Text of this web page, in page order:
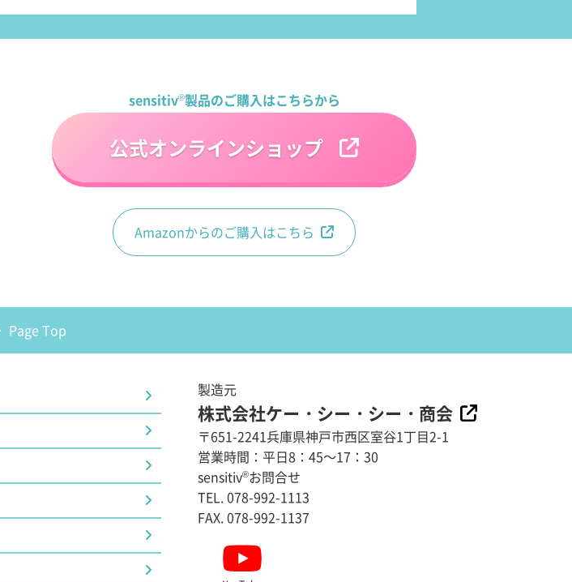
sensitiv®製品のご購入はこちらから
公式オンラインショップ
Amazonからのご購入はこちら
Page Top
製造元
株式会社ケー・シー・シー・商会
〒651-2241兵庫県神戸市西区室谷1丁目2-1
営業時間：平日8：45～17：30
sensitiv®お問合せ
TEL. 078-992-1113
FAX. 078-992-1137